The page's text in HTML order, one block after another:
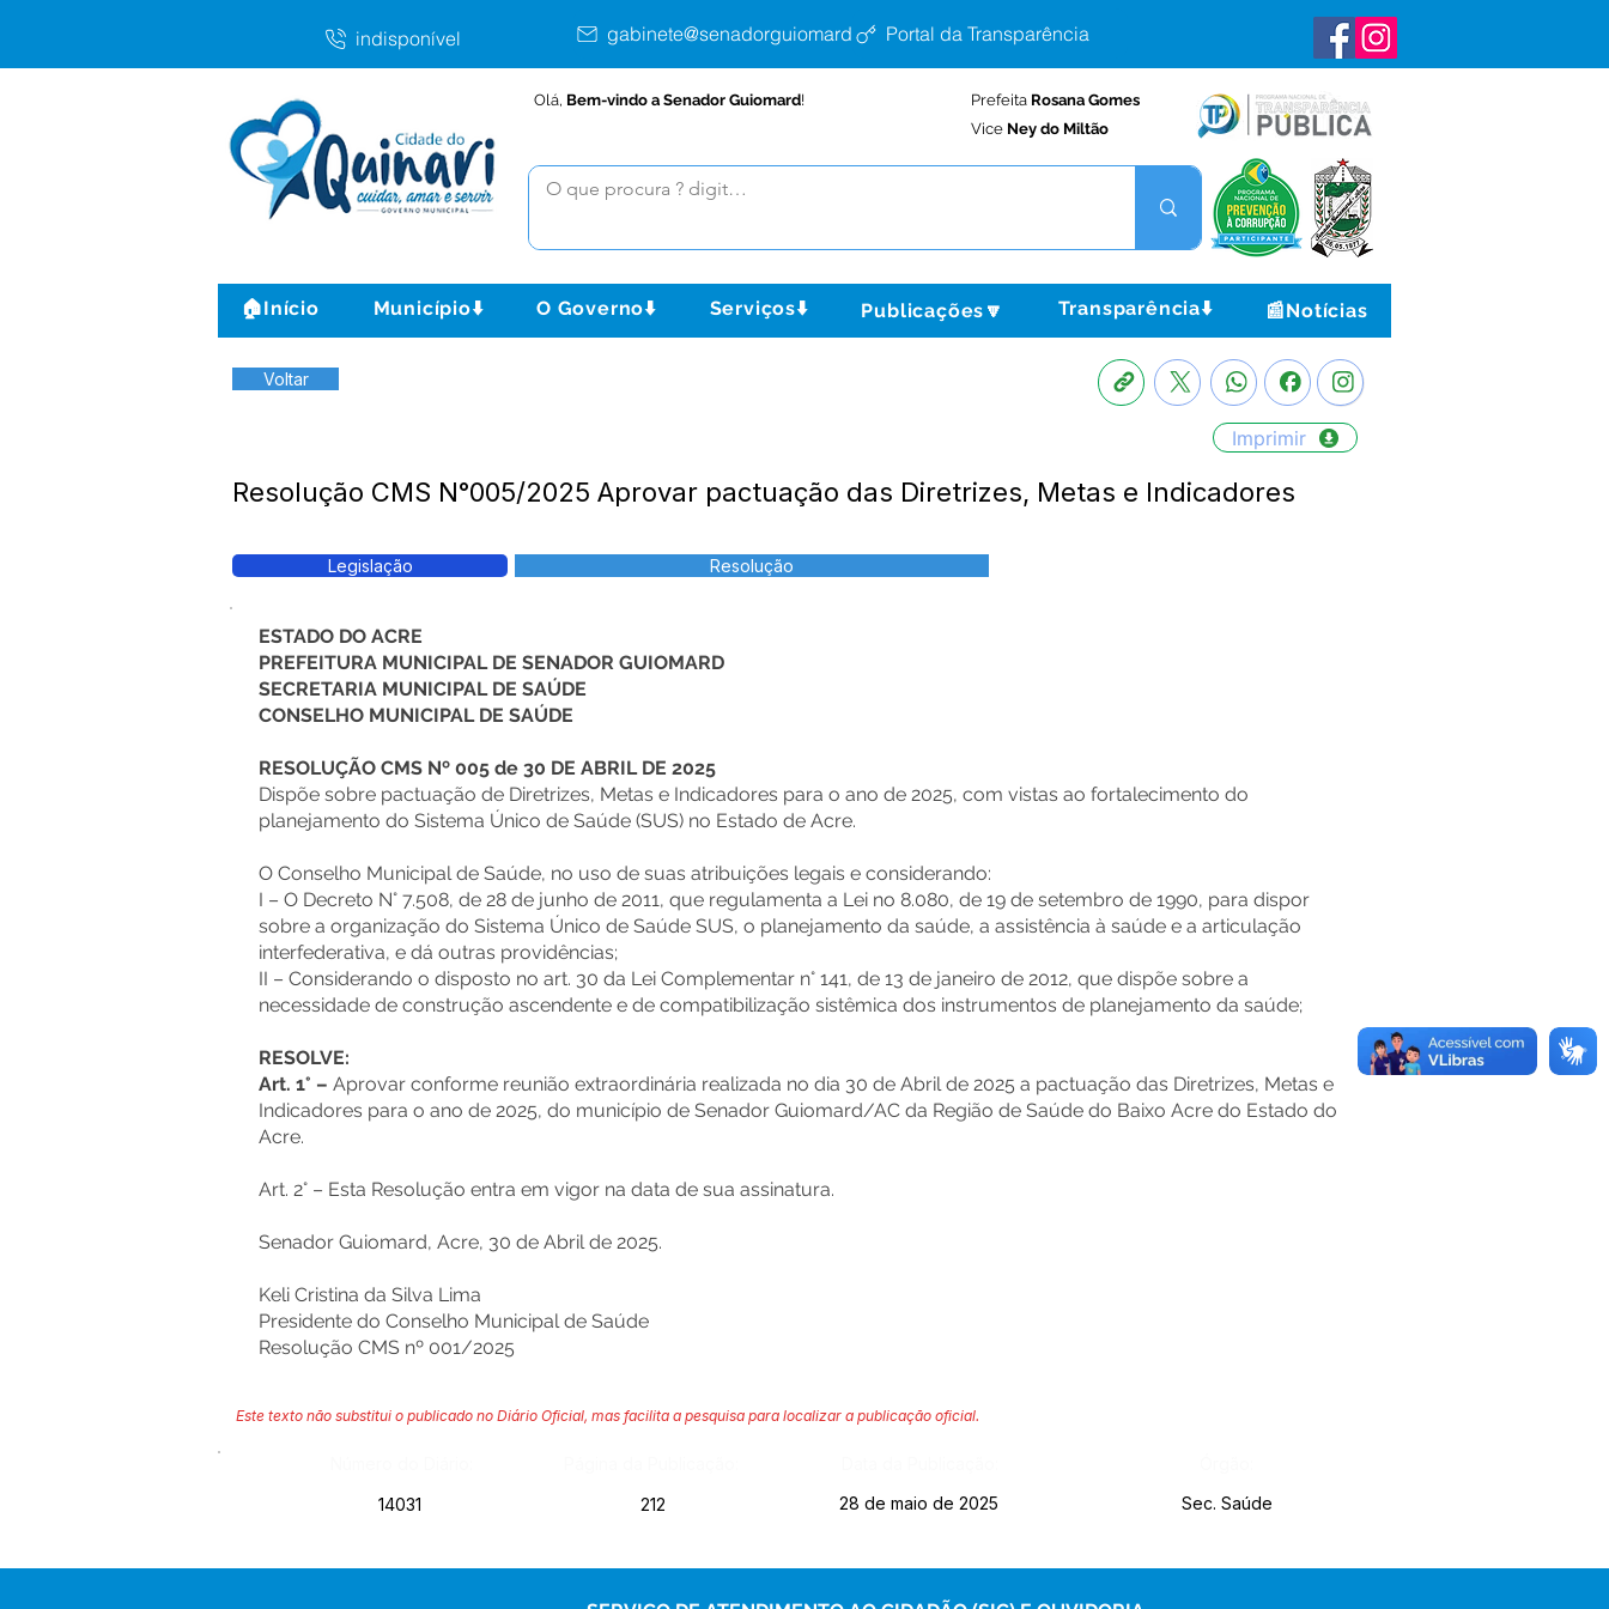
indisponível gabinete@senadorguiomard.ac.gov.brPortal da Transparência
Olá, Bem-vindo a Senador Guiomard! Prefeita Rosana Gomes
Vice Ney do Miltão
🏠Início Município⬇️ O Governo⬇️ Serviços⬇️ Publicações🔽 Transparência⬇️ 📰Notícias
Voltar
Imprimir
Resolução CMS N°005/2025 Aprovar pactuação das Diretrizes, Metas e Indicadores
Legislação Resolução
ESTADO DO ACRE
PREFEITURA MUNICIPAL DE SENADOR GUIOMARD
SECRETARIA MUNICIPAL DE SAÚDE
CONSELHO MUNICIPAL DE SAÚDE
RESOLUÇÃO CMS Nº 005 de 30 DE ABRIL DE 2025
Dispõe sobre pactuação de Diretrizes, Metas e Indicadores para o ano de 2025, com vistas ao fortalecimento do
planejamento do Sistema Único de Saúde (SUS) no Estado de Acre.
O Conselho Municipal de Saúde, no uso de suas atribuições legais e considerando:
I – O Decreto N° 7.508, de 28 de junho de 2011, que regulamenta a Lei no 8.080, de 19 de setembro de 1990, para dispor
sobre a organização do Sistema Único de Saúde SUS, o planejamento da saúde, a assistência à saúde e a articulação
interfederativa, e dá outras providências;
II – Considerando o disposto no art. 30 da Lei Complementar n° 141, de 13 de janeiro de 2012, que dispõe sobre a
necessidade de construção ascendente e de compatibilização sistêmica dos instrumentos de planejamento da saúde;
RESOLVE:
Art. 1° – Aprovar conforme reunião extraordinária realizada no dia 30 de Abril de 2025 a pactuação das Diretrizes, Metas e
Indicadores para o ano de 2025, do município de Senador Guiomard/AC da Região de Saúde do Baixo Acre do Estado do
Acre.
Art. 2° – Esta Resolução entra em vigor na data de sua assinatura.
Senador Guiomard, Acre, 30 de Abril de 2025.
Keli Cristina da Silva Lima
Presidente do Conselho Municipal de Saúde
Resolução CMS nº 001/2025
Este texto não substitui o publicado no Diário Oficial, mas facilita a pesquisa para localizar a publicação oficial.
14031
212 28 de maio de 2025 Sec. Saúde